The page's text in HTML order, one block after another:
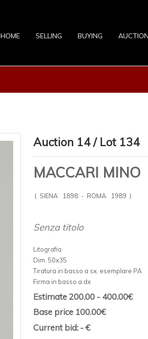
HOME SELLING BUYING
Auction 14 / Lot 134
MACCARI MINO
( SIENA 1898 - ROMA 1989 )
Senza titolo
Litografia
Dim. 50x35
Tiratura in basso a sx, esemplare PA
Firma in basso a dx
Estimate 200.00 - 400.00€
Base price 100.00€
Current bid: - €